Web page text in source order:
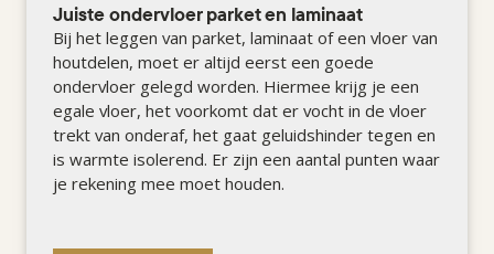
Juiste ondervloer parket en laminaat
Bij het leggen van parket, laminaat of een vloer van
houtdelen, moet er altijd eerst een goede
ondervloer gelegd worden. Hiermee krijg je een
egale vloer, het voorkomt dat er vocht in de vloer
trekt van onderaf, het gaat geluidshinder tegen en
is warmte isolerend. Er zijn een aantal punten waar
je rekening mee moet houden.